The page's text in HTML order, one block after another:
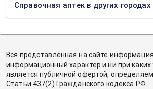
Справочная аптек в других городах
Вся представленная на сайте
информационный характер и ни при каких
является публичной офертой,
Статьи 437(2) Гражданского кодекса РФ.